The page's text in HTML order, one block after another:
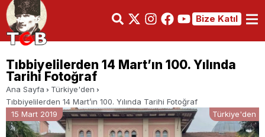
Bize Katıl
Tıbbiyelilerden 14 Mart’ın 100. Yılında
Tarihi Fotoğraf
Ana Sayfa
Türkiye'den
Tıbbiyelilerden 14 Mart’ın 100. Yılında Tarihi Fotoğraf
15 Mart 2019
Türkiye'den